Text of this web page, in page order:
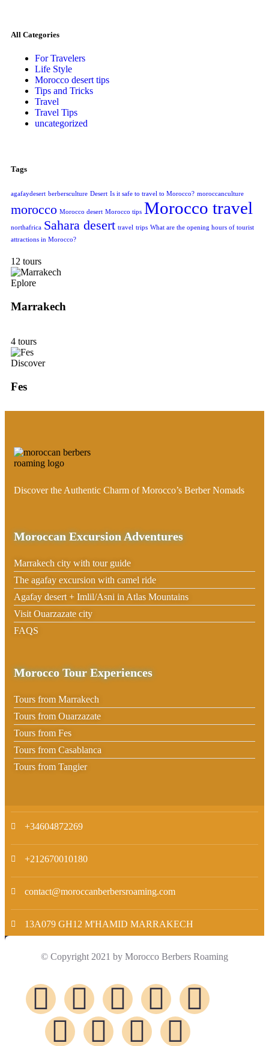
All Categories
For Travelers
Life Style
Morocco desert tips
Tips and Tricks
Travel
Travel Tips
uncategorized
Tags
agafaydesert berbersculture Desert Is it safe to travel to Morocco? moroccanculture
morocco Morocco desert Morocco tips Morocco travel
northafrica Sahara desert travel trips What are the opening hours of tourist
attractions in Morocco?
12 tours
Eplore
Marrakech
4 tours
Discover
Fes
Discover the Authentic Charm of Morocco’s Berber Nomads
Moroccan Excursion Adventures
Marrakech city with tour guide
The agafay excursion with camel ride
Agafay desert + Imlil/Asni in Atlas Mountains
Visit Ouarzazate city
FAQS
Morocco Tour Experiences
Tours from Marrakech
Tours from Ouarzazate
Tours from Fes
Tours from Casablanca
Tours from Tangier
+34604872269
+212670010180
contact@moroccanberbersroaming.com
13A079 GH12 M'HAMID MARRAKECH
© Copyright 2021 by Morocco Berbers Roaming